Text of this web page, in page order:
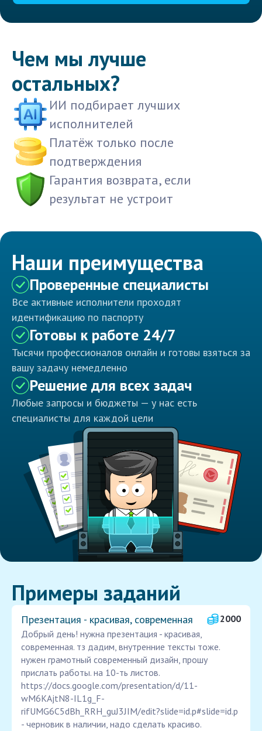
Чем мы лучше
остальных?
ИИ подбирает лучших
исполнителей
Платёж только после
подтверждения
Гарантия возврата, если
результат не устроит
Наши преимущества
Проверенные специалисты
Все активные исполнители проходят
идентификацию по паспорту
Готовы к работе 24/7
Тысячи профессионалов онлайн и готовы взяться за
вашу задачу немедленно
Решение для всех задач
Любые запросы и бюджеты — у нас есть
специалисты для каждой цели
Примеры заданий
Презентация - красивая, современная
2000
Добрый день! нужна презентация - красивая,
современная. тз дадим, внутренние тексты тоже.
нужен грамотный современный дизайн, прошу
прислать работы. на 10-ть листов.
https://docs.google.com/presentation/d/11-
wM6KAjtN8-IL1g_F-
rifUMG6C5dBh_RRH_guJ3JIM/edit?slide=id.p#slide=id.p
- черновик в наличии, надо сделать красиво.